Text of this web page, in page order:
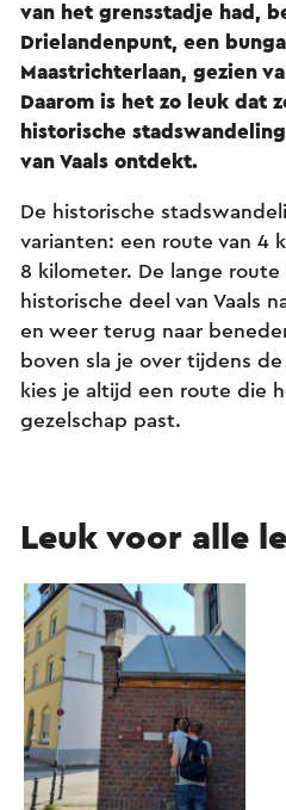
van het grensstadje had,
Drielandenpunt, een
Maastrichterlaan, gezien
Daarom is het zo leuk dat
historische
van Vaals ontdekt.
De historische
varianten: een route van 4
8 kilometer. De lange
historische deel van Vaals
en weer terug naar
boven sla je over tijdens
kies je altijd een route die
gezelschap past.
Leuk voor alle